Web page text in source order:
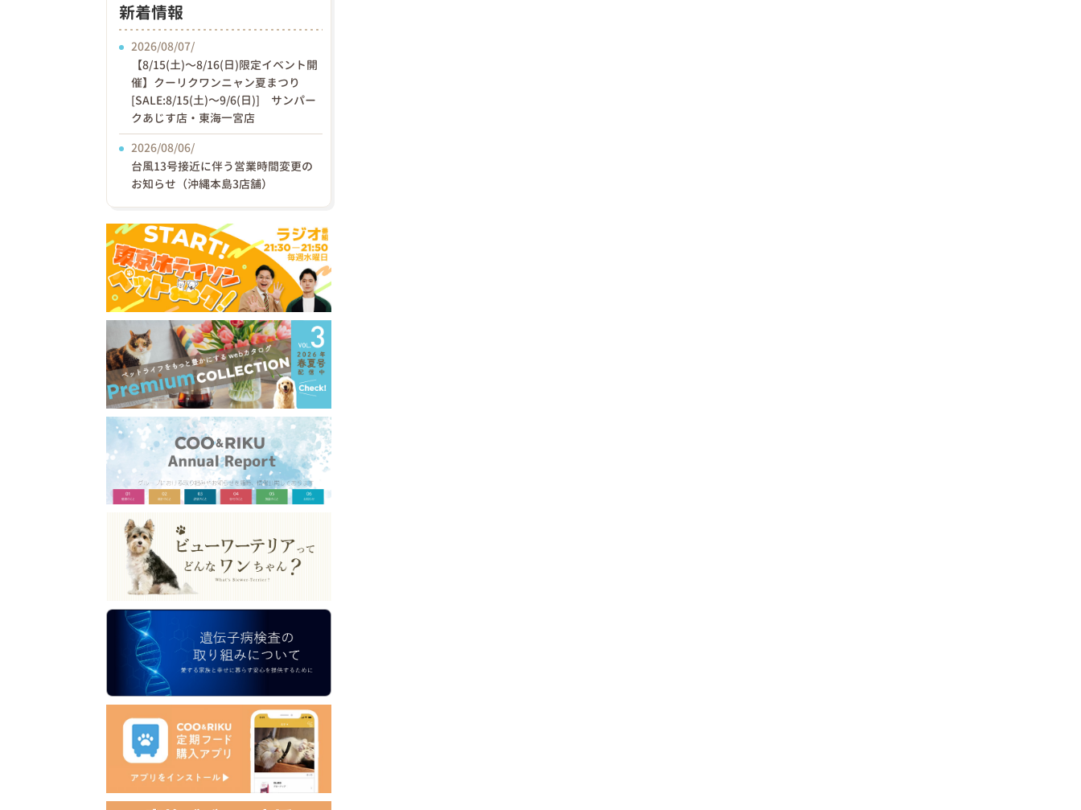
新着情報
2026/08/07/
【8/15(土)〜8/16(日)限定イベント開
催】クーリクワンニャン夏まつり
[SALE:8/15(土)～9/6(日)] サンパー
クあじす店・東海一宮店
2026/08/06/
台風13号接近に伴う営業時間変更の
お知らせ（沖縄本島3店舗）